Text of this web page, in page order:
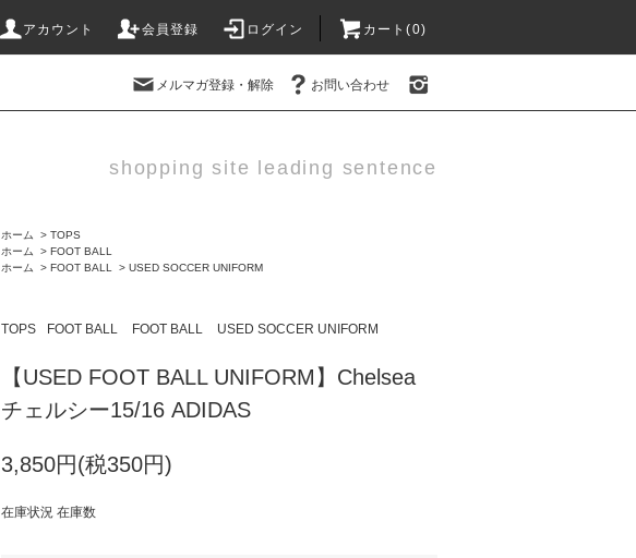
アカウント 会員登録 ログイン カート(0)
メルマガ登録・解除 お問い合わせ
shopping site leading sentence
ホーム > TOPS
ホーム
> FOOT BALL
ホーム
> FOOT BALL > USED SOCCER UNIFORM
TOPS FOOT BALL FOOT BALL USED SOCCER UNIFORM
【USED FOOT BALL UNIFORM】Chelsea
チェルシー15/16 ADIDAS
3,850円(税350円)
在庫状況 在庫数